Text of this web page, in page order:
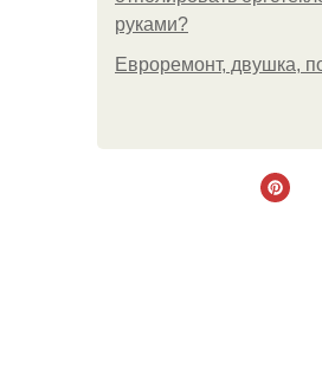
руками?
Евроремонт, двушка,